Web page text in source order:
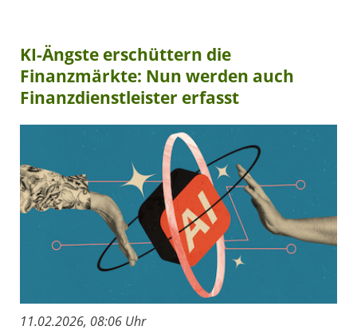
KI-Ängste erschüttern die
Finanzmärkte: Nun werden auch
Finanzdienstleister erfasst
11.02.2026, 08:06 Uhr